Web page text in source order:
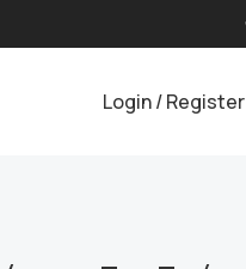
Login / Register